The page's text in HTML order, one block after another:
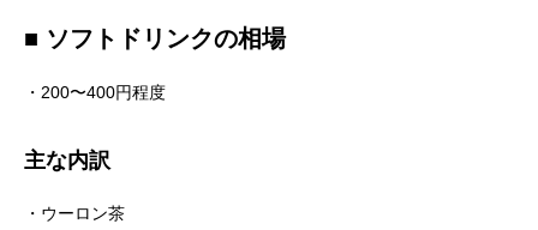
■ ソフトドリンクの相場
・200〜400円程度
主な内訳
・ウーロン茶